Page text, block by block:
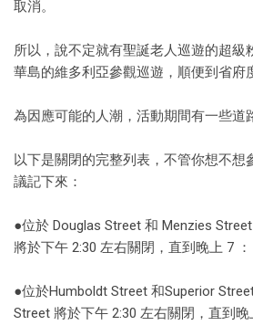
取消。
所以，說不定就有聖誕老人巡遊的超級
華島的維多利亞參觀巡遊，順便到省府
為因應可能的人潮，活動期間有一些道
以下是關閉的完整列表，不管你想不想
議記下來：
●位於 Douglas Street 和 Menzies
將於下午 2:30 左右關閉，直到晚上 7 ：
●位於Humboldt Street 和Superior
Street 將於下午 2:30 左右關閉，直到晚